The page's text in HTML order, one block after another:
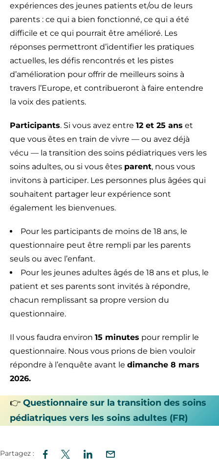
expériences des jeunes patients et/ou de leurs
parents : ce qui a bien fonctionné, ce qui a été
difficile et ce qui pourrait être amélioré. Les
réponses permettront d’identifier les pratiques
actuelles, les défis rencontrés et les pistes
d’amélioration pour offrir de meilleurs soins à
travers l’Europe, et contribueront à faire entendre
la voix des patients.
Participants. Si vous avez entre 12 et 25 ans et
que vous êtes en train de vivre — ou avez déjà
vécu — la transition des soins pédiatriques vers les
soins adultes, ou si vous êtes parent, nous vous
invitons à participer. Les personnes plus âgées qui
souhaitent partager leur expérience sont
également les bienvenues.
Pour les participants de moins de 18 ans, le
questionnaire peut être rempli par les parents
seuls ou avec l’enfant.
Pour les jeunes adultes âgés de 18 ans et plus, le
patient et ses parents sont invités à répondre,
chacun remplissant sa propre version du
questionnaire.
Il vous faudra environ 15 minutes pour remplir le
questionnaire. Nous vous prions de bien vouloir
répondre à l’enquête avant le dimanche 8 mars
2026.
👉 Questionnaire sur la transition des soins
pédiatriques vers les soins adultes (FR)
Partagez :